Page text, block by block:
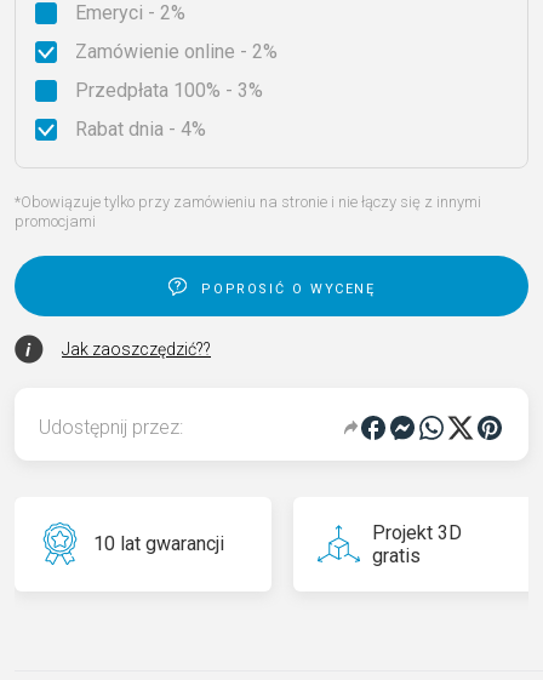
Emeryci - 2%
Zamówienie online - 2%
Przedpłata 100% - 3%
Rabat dnia - 4%
*Obowiązuje tylko przy zamówieniu na stronie i nie łączy się z innymi
promocjami
poprosić o wycenę
Jak zaoszczędzić??
Udostępnij przez:
10 lat gwarancji
Projekt 3D
gratis